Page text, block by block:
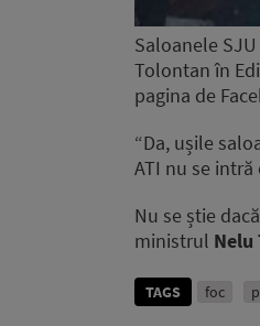
Saloanele
Tolontan în
pagina de
“Da, ușile
ATI nu se
Nu se știe
ministrul Nelu
TAGS foc